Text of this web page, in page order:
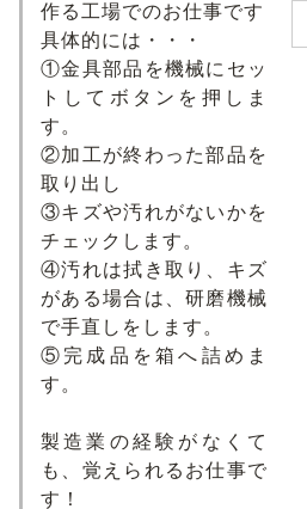
作る工場でのお仕事です
具体的には・・・
①金具部品を機械にセッ
トしてボタンを押しま
す。
②加工が終わった部品を
取り出し
③キズや汚れがないかを
チェックします。
④汚れは拭き取り、キズ
がある場合は、研磨機械
で手直しをします。
⑤完成品を箱へ詰めま
す。
製造業の経験がなくて
も、覚えられるお仕事で
す！